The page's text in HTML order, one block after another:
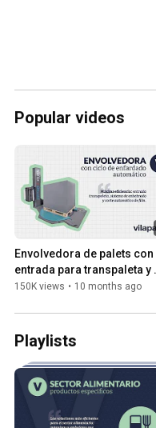
Popular videos
Envolvedora de palets con
entrada para transpaleta y
corte automático de film |
150K views • 10 months ago
Playlists